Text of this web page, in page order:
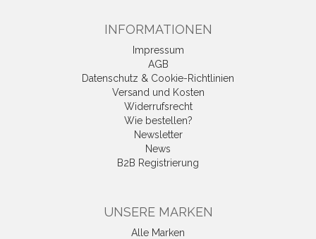
INFORMATIONEN
Impressum
AGB
Datenschutz & Cookie-Richtlinien
Versand und Kosten
Widerrufsrecht
Wie bestellen?
Newsletter
News
B2B Registrierung
UNSERE MARKEN
Alle Marken